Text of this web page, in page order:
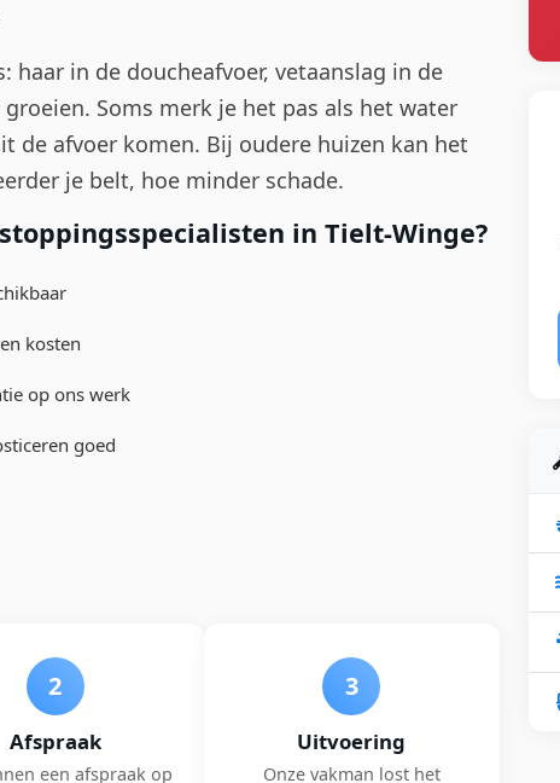
in de doucheafvoer, vetaanslag in de
Soms merk je het pas als het water
de afvoer komen. Bij oudere huizen kan het
je belt, hoe minder schade.
in Tielt-Winge?
kosten
op ons werk
goed
2
Afspraak
een afspraak op
3
Uitvoering
Onze vakman lost het